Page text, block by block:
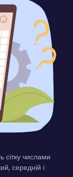
сітку числами
середній і